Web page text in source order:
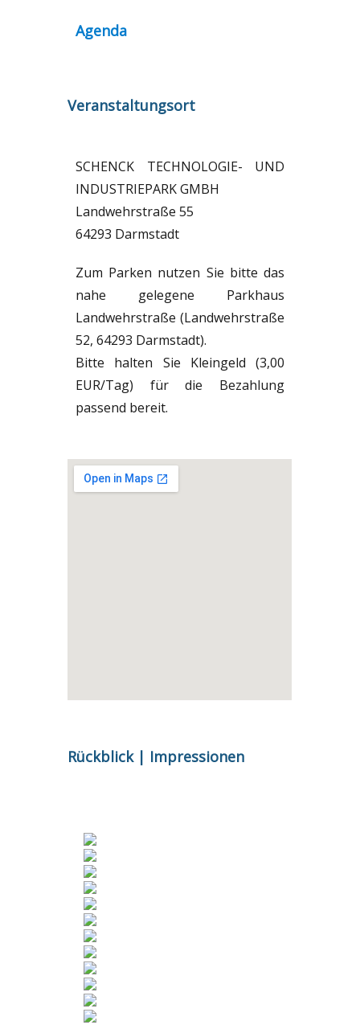
Agenda
Veranstaltungsort
SCHENCK TECHNOLOGIE- UND
INDUSTRIEPARK GMBH
Landwehrstraße 55
64293 Darmstadt
Zum Parken nutzen Sie bitte das
nahe gelegene Parkhaus
Landwehrstraße (Landwehrstraße
52, 64293 Darmstadt).
Bitte halten Sie Kleingeld (3,00
EUR/Tag) für die Bezahlung
passend bereit.
Rückblick | Impressionen